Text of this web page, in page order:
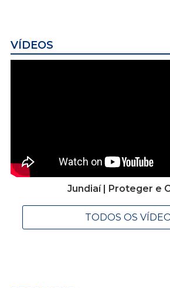
VÍDEOS
Jundiaí | Proteger e
TODOS OS